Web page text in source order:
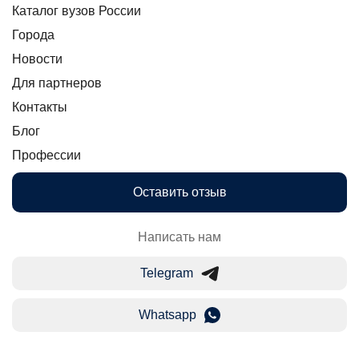
Каталог вузов России
Города
Новости
Для партнеров
Контакты
Блог
Профессии
Оставить отзыв
Написать нам
Telegram
Whatsapp